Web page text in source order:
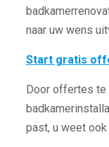
naar uw wens
Start gratis
Door offertes te
past, u weet